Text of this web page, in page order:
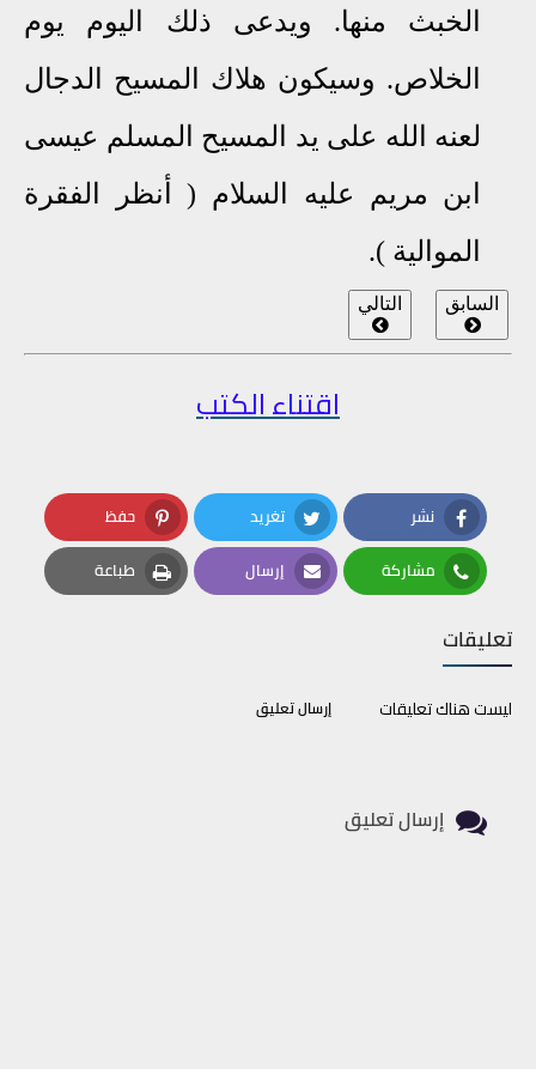
الخبث منها. ويدعى ذلك اليوم يوم
الخلاص. وسيكون هلاك المسيح الدجال
لعنه الله على يد المسيح المسلم عيسى
ابن مريم عليه السلام ( أنظر الفقرة
الموالية ).
السابق التالي
اقتناء الكتب
نشر
Facebook
تغريد
Twitter
حفظ
Pinterest
مشاركة
Whatsapp
إرسال
Email
طباعة
Print
تعليقات
ليست هناك تعليقات إرسال تعليق
إرسال تعليق